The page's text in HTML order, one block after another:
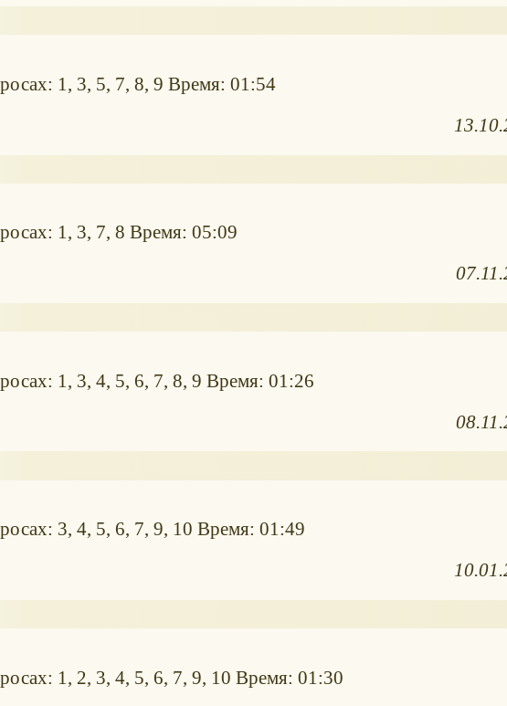
1, 3, 5, 7, 8, 9 Время: 01:54
1, 3, 7, 8 Время: 05:09
1, 3, 4, 5, 6, 7, 8, 9 Время: 01:26
3, 4, 5, 6, 7, 9, 10 Время: 01:49
1, 2, 3, 4, 5, 6, 7, 9, 10 Время: 01:30